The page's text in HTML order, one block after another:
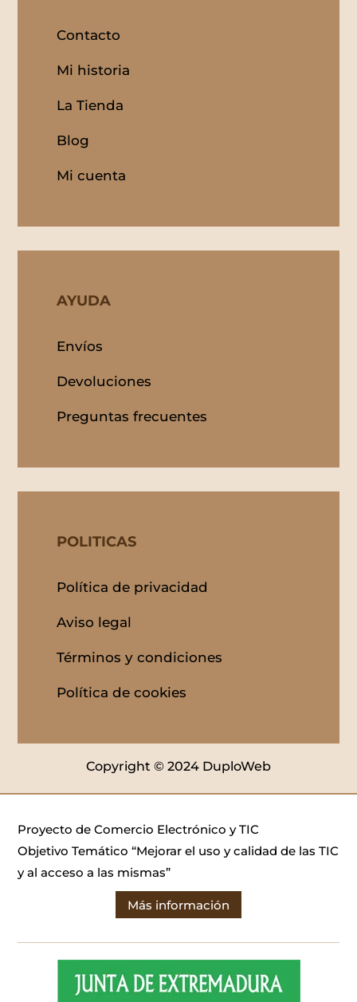
Contacto
Mi historia
La Tienda
Blog
Mi cuenta
AYUDA
Envíos
Devoluciones
Preguntas frecuentes
POLITICAS
Política de privacidad
Aviso legal
Términos y condiciones
Política de cookies
Copyright © 2024 DuploWeb
Proyecto de Comercio Electrónico y TIC
Objetivo Temático “Mejorar el uso y calidad de las TIC
y al acceso a las mismas”
Más información